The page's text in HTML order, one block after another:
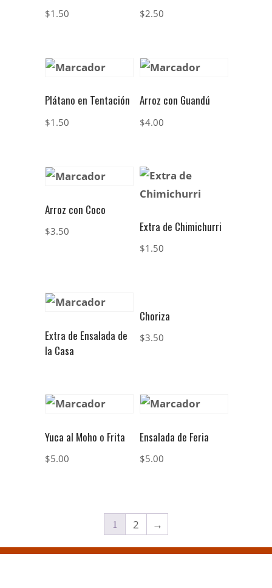
$1.50 $2.50
Plátano en Tentación
$1.50
Arroz con Guandú
$4.00
Arroz con Coco
$3.50 Extra de Chimichurri
$1.50
Extra de Ensalada de
la Casa
Choriza
$3.50
Yuca al Moho o Frita
$5.00
Ensalada de Feria
$5.00
1 2 →